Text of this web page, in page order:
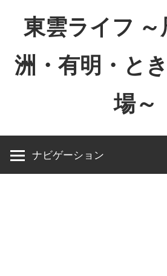
東雲ライフ ～
洲・有明・と
場～
ラ
ナビゲーション